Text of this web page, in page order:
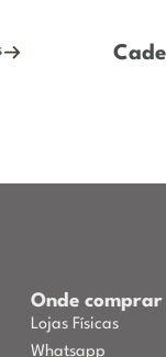
Onde comprar
Lojas Físicas
Whatsapp